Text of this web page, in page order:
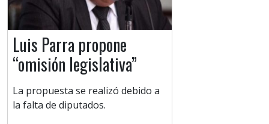
Luis Parra propone
“omisión legislativa”
La propuesta se realizó debido a
la falta de diputados.